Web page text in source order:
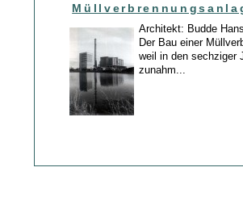
Architekt: Budde Hans
Der Bau einer
weil in den sechziger
zunahm...